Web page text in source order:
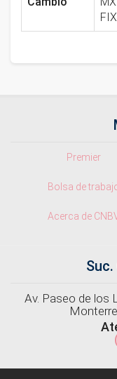
FIX
Premier
Bolsa de
Acerca de
Av. Paseo de los